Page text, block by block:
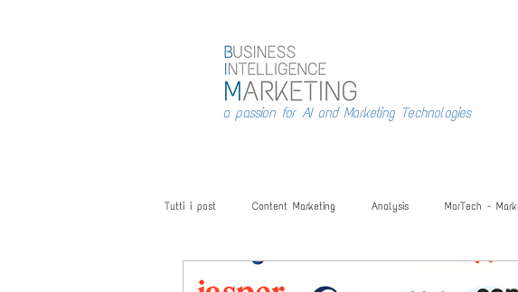
a passion for AI and Marketing Technologies
Tutti i post Content Marketing Analysis MarTech -
AI- Intelligenza Artificiale